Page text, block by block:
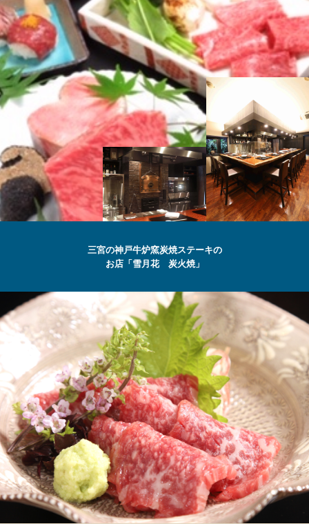
SETSUGEKKA
三宮の神戸牛炉窯炭焼ステーキの
お店「雪月花 炭火焼」
最高級の
神戸牛
ステーキ